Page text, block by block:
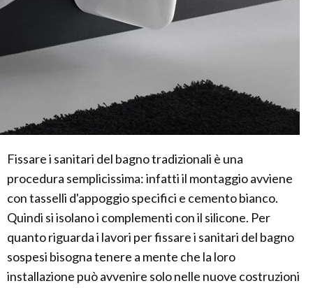
Fissare i sanitari del bagno tradizionali è una
procedura semplicissima: infatti il montaggio avviene
con tasselli d'appoggio specifici e cemento bianco.
Quindi si isolano i complementi con il silicone. Per
quanto riguarda i lavori per fissare i sanitari del bagno
sospesi bisogna tenere a mente che la loro
installazione può avvenire solo nelle nuove costruzioni